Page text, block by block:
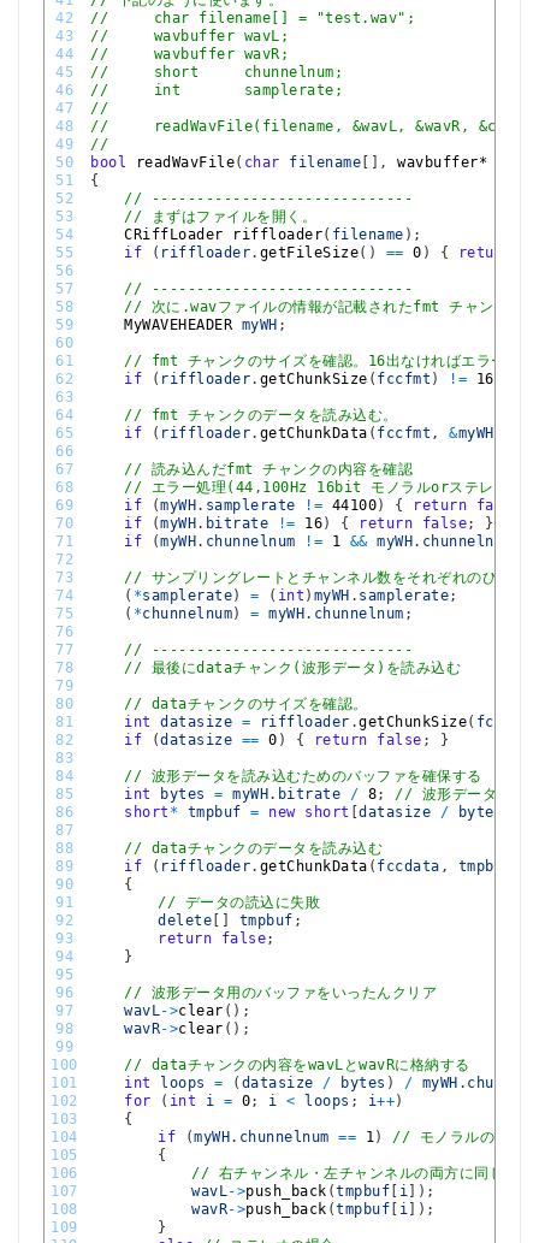
42
43
44
45
46
47
48
49
50
51
52
53
54
55
56
57
58
59
60
61
62
63
64
65
66
67
68
69
70
71
72
73
74
75
76
77
78
79
80
81
82
83
84
85
86
87
88
89
90
91
92
93
94
95
96
97
98
99
100
101
102
103
104
105
106
107
108
109
//     char filename[] = "test.wav";
//     wavbuffer wavL;
//     wavbuffer wavR;
//     short     chunnelnum;
//     int       samplerate;
//
//     readWavFile(filename, &wavL, &wavR,
//
bool
readWavFile( char filename , wavbuffer*
{
// -----------------------------
// まずはファイルを開く。
CRiffLoader
riffloader( filename ) ;
if
( riffloader. getFileSize( ) == 0 ) { return
// -----------------------------
// 次に.wavファイルの情報が記載されたfmt チャンクを読
MyWAVEHEADER myWH ;
// fmt チャンクのサイズを確認。16出なければエラーとす
if
( riffloader. getChunkSize ( fccfmt ) != 16
// fmt チャンクのデータを読み込む。
if
( riffloader. getChunkData ( fccfmt , &myWH
// 読み込んだfmt チャンクの内容を確認
// エラー処理(44,100Hz 16bit モノラルorステレオ以外
if
(myWH . samplerate != 44100) { return false
if
(myWH . bitrate != 16) { return false;
}
if
(myWH . chunnelnum != 1 && myWH . chunnelnum
// サンプリングレートとチャンネル数をそれぞれのひきす
( *samplerate) = ( int ) myWH . samplerate;
( *chunnelnum) = myWH . chunnelnum ;
// -----------------------------
// 最後にdataチャンク(波形データ)を読み込む
// dataチャンクのサイズを確認。
int
datasize = riffloader .getChunkSize( fccdata
if
(datasize == 0 ) { return false ; }
// 波形データを読み込むためのバッファを確保する
int
bytes = myWH . bitrate / 8;
// 波形データ 1サ
short * tmpbuf = new short datasize / bytes
// dataチャンクのデータを読み込む
if
( riffloader. getChunkData ( fccdata , tmpbuf
{
// データの読込に失敗
delete
tmpbuf ;
return
false;
}
// 波形データ用のバッファをいったんクリア
wavL->clear ( ) ;
wavR->clear ( ) ;
// dataチャンクの内容をwavLとwavRに格納する
int
loops = ( datasize / bytes ) / myWH .
for
( int i = 0; i < loops ; i++)
{
if
(myWH . chunnelnum == 1)
// モノラルの場合
{
// 右チャンネル・左チャンネルの両方に同じデー
wavL->push_back (tmpbuf i ) ;
wavR->push_back (tmpbuf i ) ;
}